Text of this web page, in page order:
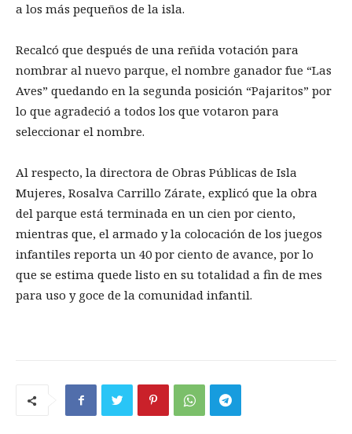
a los más pequeños de la isla.
Recalcó que después de una reñida votación para
nombrar al nuevo parque, el nombre ganador fue “Las
Aves” quedando en la segunda posición “Pajaritos” por
lo que agradeció a todos los que votaron para
seleccionar el nombre.
Al respecto, la directora de Obras Públicas de Isla
Mujeres, Rosalva Carrillo Zárate, explicó que la obra
del parque está terminada en un cien por ciento,
mientras que, el armado y la colocación de los juegos
infantiles reporta un 40 por ciento de avance, por lo
que se estima quede listo en su totalidad a fin de mes
para uso y goce de la comunidad infantil.